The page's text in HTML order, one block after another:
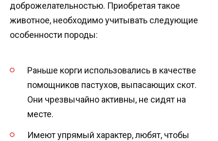
доброжелательностью. Приобретая такое
животное, необходимо учитывать следующие
особенности породы:
Раньше корги использовались в качестве
помощников пастухов, выпасающих скот.
Они чрезвычайно активны, не сидят на
месте.
Имеют упрямый характер, любят, чтобы